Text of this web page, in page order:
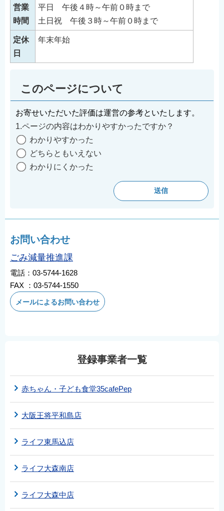
営業
時間
平日 午後４時～午前０時まで
土日祝 午後３時～午前０時まで
定休
日
年末年始
このページについて
お寄せいただいた評価は運営の参考といたします。
1.ページの内容はわかりやすかったですか？
わかりやすかった
どちらともいえない
わかりにくかった
お問い合わせ
ごみ減量推進課
電話：03-5744-1628
FAX ：03-5744-1550
メールによるお問い合わせ
登録事業者一覧
赤ちゃん・子ども食堂35cafePep
大阪王将平和島店
ライフ東馬込店
ライフ大森南店
ライフ大森中店